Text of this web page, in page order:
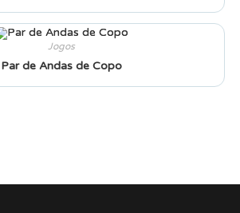
Jogos
Par de Andas de Copo